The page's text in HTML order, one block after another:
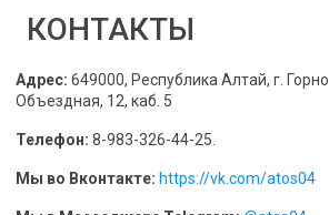
КОНТАКТЫ
Адрес: 649000, Республика Алтай, г.
Объездная, 12, каб. 5
Телефон: 8-983-326-44-25.
Мы во Вконтакте: https://vk.com/atos04